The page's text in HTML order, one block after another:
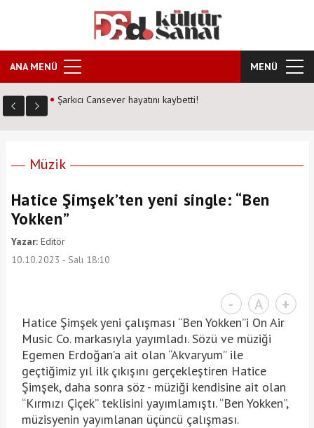
ANA MENÜ MENÜ
Şarkıcı Cansever hayatını kaybetti!
Müzik
Hatice Şimşek’ten yeni single: “Ben
Yokken”
Yazar:Editör
10.10.2023 - Salı 18:10
- A +
Hatice Şimşek yeni çalışması “Ben Yokken”i On Air
Music Co. markasıyla yayımladı. Sözü ve müziği
Egemen Erdoğan’a ait olan “Akvaryum” ile
geçtiğimiz yıl ilk çıkışını gerçekleştiren Hatice
Şimşek, daha sonra söz - müziği kendisine ait olan
“Kırmızı Çiçek” teklisini yayımlamıştı. “Ben Yokken”,
müzisyenin yayımlanan üçüncü çalışması.